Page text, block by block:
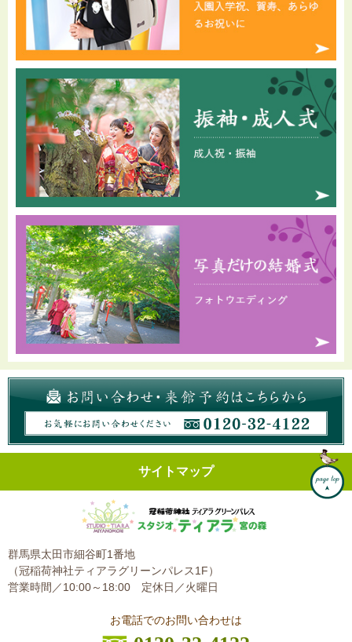
サイトマップ
群馬県太田市細谷町1番地
（冠稲荷神社ティアラグリーンパレス1F）
営業時間／10:00～18:00 定休日／火曜日
お電話でのお問い合わせは